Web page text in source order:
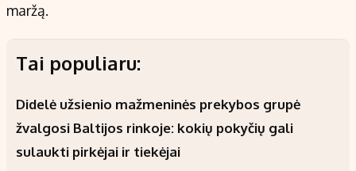
maržą.
Tai populiaru:
Didelė užsienio mažmeninės prekybos grupė
žvalgosi Baltijos rinkoje: kokių pokyčių gali
sulaukti pirkėjai ir tiekėjai